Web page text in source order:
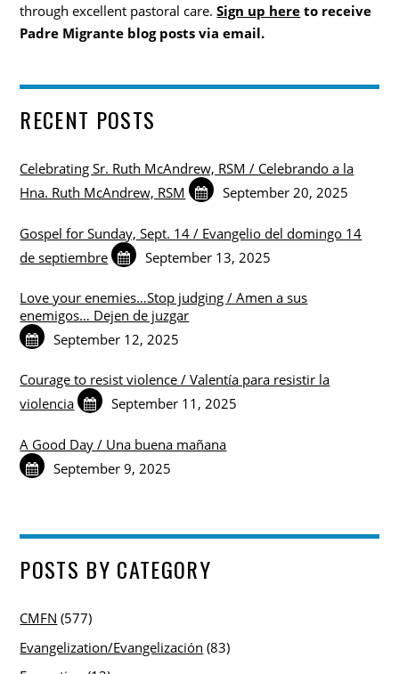
through excellent pastoral care. Sign up here to receive
Padre Migrante blog posts via email.
RECENT POSTS
Celebrating Sr. Ruth McAndrew, RSM / Celebrando a la
Hna. Ruth McAndrew, RSM
September 20, 2025
Gospel for Sunday, Sept. 14 / Evangelio del domingo 14
de septiembre
September 13, 2025
Love your enemies…Stop judging / Amen a sus
enemigos… Dejen de juzgar
September 12, 2025
Courage to resist violence / Valentía para resistir la
violencia
September 11, 2025
A Good Day / Una buena mañana
September 9, 2025
POSTS BY CATEGORY
CMFN (577)
Evangelization/Evangelización (83)